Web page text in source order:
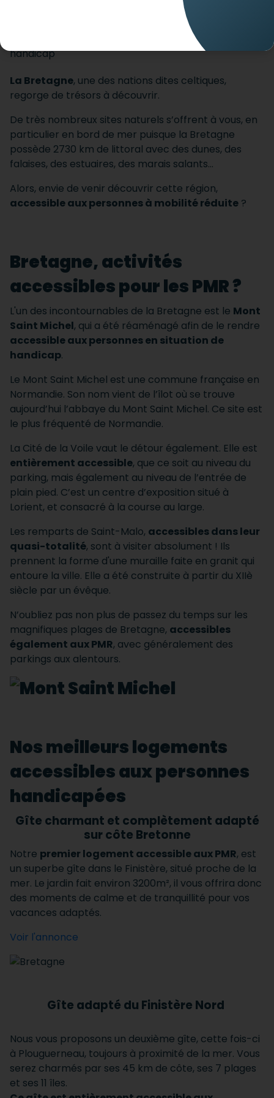
La Bretagne, une des nations dites celtiques,
regorge de trésors à découvrir.
De très nombreux sites naturels s’offrent à vous, en
particulier en bord de mer puisque la Bretagne
possède 2730 km de littoral avec des dunes, des
falaises, des estuaires, des marais salants…
Alors, envie de venir découvrir cette région,
accessible aux personnes à mobilité réduite ?
Bretagne, activités
accessibles pour les PMR ?
L'un des incontournables de la Bretagne est le Mont
Saint Michel, qui a été réaménagé afin de le rendre
accessible aux personnes en situation de
handicap.
Le Mont Saint Michel est une commune française en
Normandie. Son nom vient de l’îlot où se trouve
aujourd’hui l’abbaye du Mont Saint Michel. Ce site est
le plus fréquenté de Normandie.
La Cité de la Voile vaut le détour également. Elle est
entièrement accessible, que ce soit au niveau du
parking, mais également au niveau de l’entrée de
plain pied. C’est un centre d’exposition situé à
Lorient, et consacré à la course au large.
Les remparts de Saint-Malo, accessibles dans leur
quasi-totalité, sont à visiter absolument ! Ils
prennent la forme d'une muraille faite en granit qui
entoure la ville. Elle a été construite à partir du XIIè
siècle par un évêque.
N’oubliez pas non plus de passez du temps sur les
magnifiques plages de Bretagne, accessibles
également aux PMR, avec généralement des
parkings aux alentours.
Nos meilleurs logements
accessibles aux personnes
handicapées
Gîte charmant et complètement adapté
sur côte Bretonne
Notre premier logement accessible aux PMR, est
un superbe gîte dans le Finistère, situé proche de la
mer. Le jardin fait environ 3200m², il vous offrira donc
des moments de calme et de tranquillité pour vos
vacances adaptés.
Voir l'annonce
Gîte adapté du Finistère Nord
Nous vous proposons un deuxième gîte, cette fois-ci
à Plouguerneau, toujours à proximité de la mer. Vous
serez charmés par ses 45 km de côte, ses 7 plages
et ses 11 îles.